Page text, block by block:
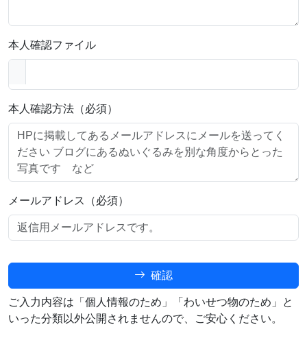
本人確認ファイル
本人確認方法（必須）
メールアドレス（必須）
確認
ご入力内容は「個人情報のため」「わいせつ物のため」と
いった分類以外公開されませんので、ご安心ください。